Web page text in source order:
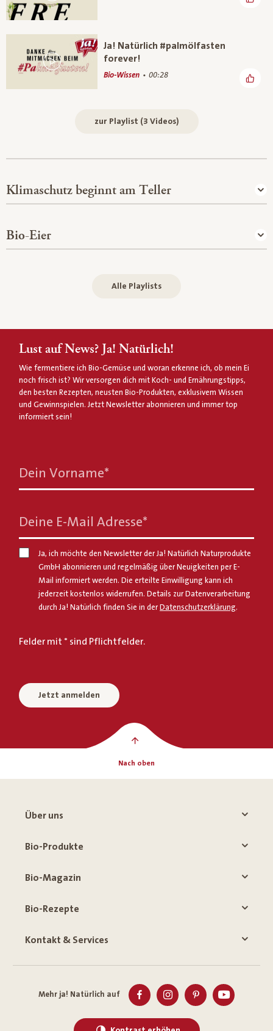
Ja! Natürlich #palmölfasten
forever!
Bio-Wissen 00:28
zur Playlist (3 Videos)
Klimaschutz beginnt am Teller
Bio-Eier
Alle Playlists
Lust auf News? Ja! Natürlich!
Wie fermentiere ich Bio-Gemüse und woran erkenne ich, ob mein Ei
noch frisch ist? Wir versorgen dich mit Koch- und Ernährungstipps,
den besten Rezepten, neusten Bio-Produkten, exklusivem Wissen
und Gewinnspielen. Jetzt Newsletter abonnieren und immer top
informiert sein!
Dein Vorname*
Deine E-Mail Adresse*
Ja, ich möchte den Newsletter der Ja! Natürlich Naturprodukte
GmbH abonnieren und regelmäßig über Neuigkeiten per E-
Mail informiert werden. Die erteilte Einwilligung kann ich
jederzeit kostenlos widerrufen. Details zur Datenverarbeitung
durch Ja! Natürlich finden Sie in derDatenschutzerklärung.
Felder mit * sind Pflichtfelder.
Jetzt anmelden
Nach oben
Über uns
Bio-Produkte
Bio-Magazin
Bio-Rezepte
Kontakt & Services
Mehr ja! Natürlich auf